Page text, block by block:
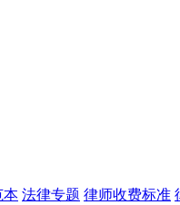
本 法律专题 律师收费标准